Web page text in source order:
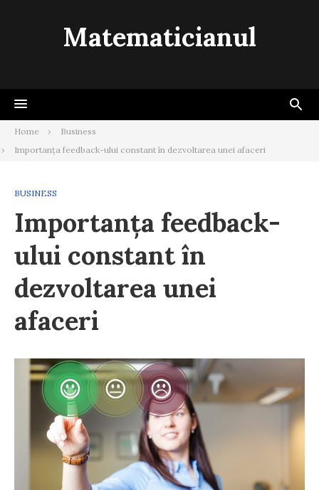
Matematicianul
Home
Business
Importanța feedback-ului constant în dezvoltarea unei afaceri
BUSINESS
Importanța feedback-
ului constant în
dezvoltarea unei
afaceri